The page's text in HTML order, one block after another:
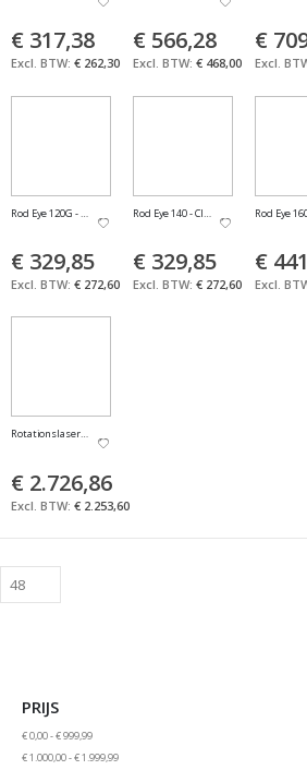
€ 317,38
€ 262,30
€ 566,28
€ 468,00
€
Rod Eye 120G - Green Receiver w/ bracket
€ 329,85
€ 272,60
Rod Eye 140 - Classic Receiver w/
€ 329,85
€ 272,60
Rod Eye
€
Rotationslaser Rugby 680 incl. RE160, Li-Ion
€ 2.726,86
€ 2.253,60
PRIJS
€ 0,00-€ 999,99
€ 1.000,00-€ 1.999,99